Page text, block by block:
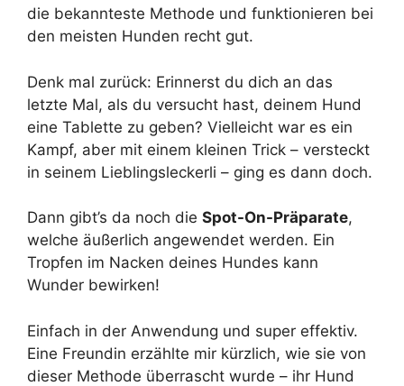
die bekannteste Methode und funktionieren bei
den meisten Hunden recht gut.
Denk mal zurück: Erinnerst du dich an das
letzte Mal, als du versucht hast, deinem Hund
eine Tablette zu geben? Vielleicht war es ein
Kampf, aber mit einem kleinen Trick – versteckt
in seinem Lieblingsleckerli – ging es dann doch.
Dann gibt’s da noch die Spot-On-Präparate,
welche äußerlich angewendet werden. Ein
Tropfen im Nacken deines Hundes kann
Wunder bewirken!
Einfach in der Anwendung und super effektiv.
Eine Freundin erzählte mir kürzlich, wie sie von
dieser Methode überrascht wurde – ihr Hund